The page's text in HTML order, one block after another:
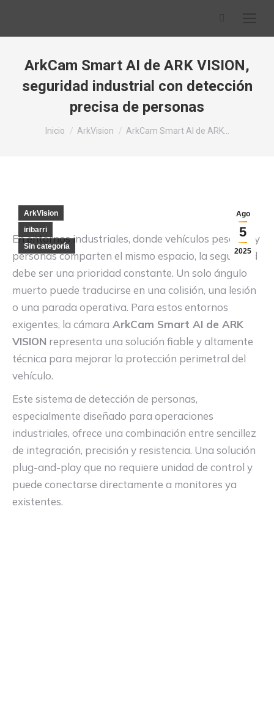
ArkCam Smart AI de ARK VISION,
seguridad industrial con detección
precisa de personas
Estás aquí:
Inicio ArkVision ArkCam Smart AI de ARK…
Ago
5
2025
ArkVision
iribarri
Sin categoría
En entornos industriales, donde vehículos pesados y
personas comparten el mismo espacio, la seguridad
debe ser una prioridad constante. Un solo ángulo
muerto puede traducirse en una colisión, una lesión
o una parada operativa. Para estos entornos
exigentes, la cámara ArkCam Smart AI de ARK
VISION representa una solución fiable y altamente
técnica para mejorar la protección perimetral del
vehículo.
Este sistema de detección de personas,
especialmente diseñado para operaciones
industriales, ofrece una combinación entre sencillez
de integración, precisión y resistencia. Una solución
plug-and-play que no requiere unidad de control y
puede conectarse directamente a monitores ya
existentes.